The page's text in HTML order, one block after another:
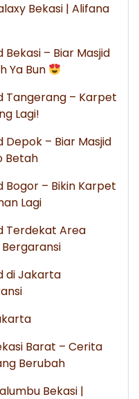
Bekasi | Alifana
– Biar Masjid
Ya Bun
Tangerang – Karpet
Lagi!
Depok – Biar Masjid
Betah
Bogor – Bikin Karpet
Lagi
Terdekat Area
di Jakarta
Barat – Cerita
Berubah
Bekasi |